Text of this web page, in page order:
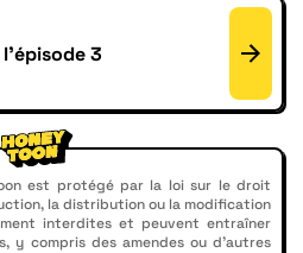
l'épisode 3
est protégé par la loi sur le droit
la distribution ou la modification
interdites et peuvent entraîner
y compris des amendes ou d'autres